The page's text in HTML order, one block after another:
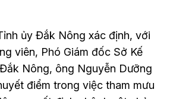
ủy Đắk Nông xác định, với
viên, Phó Giám đốc Sở Kế
Nông, ông Nguyễn Dưỡng
điểm trong việc tham mưu